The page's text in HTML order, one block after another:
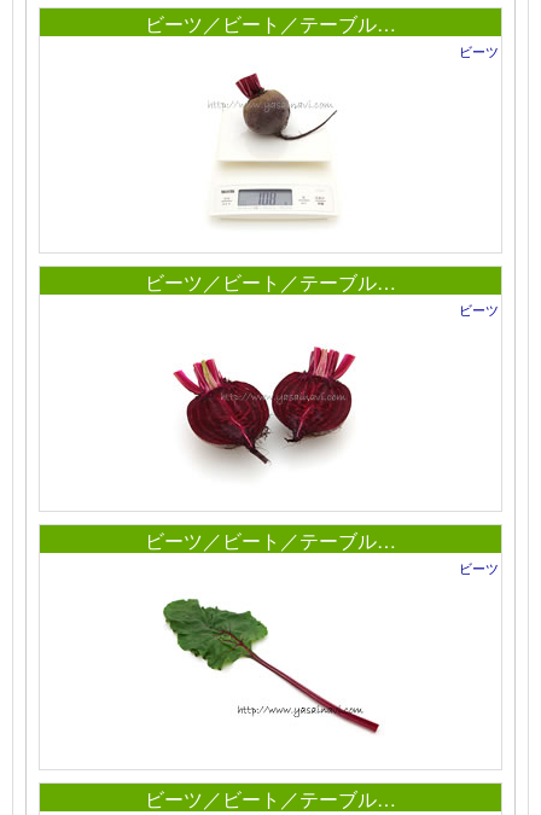
ビーツ／ビート／テーブル…
ビーツ
ビーツ／ビート／テーブル…
ビーツ
ビーツ／ビート／テーブル…
ビーツ
ビーツ／ビート／テーブル…